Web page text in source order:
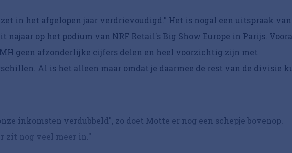
in het afgelopen jaar verdrievoudigd." Het is nogal een uitspraak van
najaar op het podium van NRF Retail's Big Show Europe in Parijs.
geen afzonderlijke cijfers delen en heel voorzichtig zijn met
Al is het alleen maar omdat je daarmee de rest van de divisie
inkomsten verdubbeld", zo doet Motte er nog een schepje bovenop.
zit nog veel meer in."